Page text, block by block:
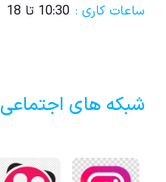
ساعات کاری : 10:30 تا 18
شبکه های اجتماعی